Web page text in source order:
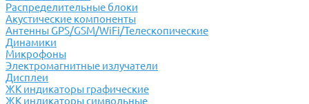
Распределительные блоки
Акустические компоненты
Антенны GPS/GSM/WiFi/Телескопические
Динамики
Микрофоны
Электромагнитные излучатели
Дисплеи
ЖК индикаторы графические
ЖК индикаторы символьные